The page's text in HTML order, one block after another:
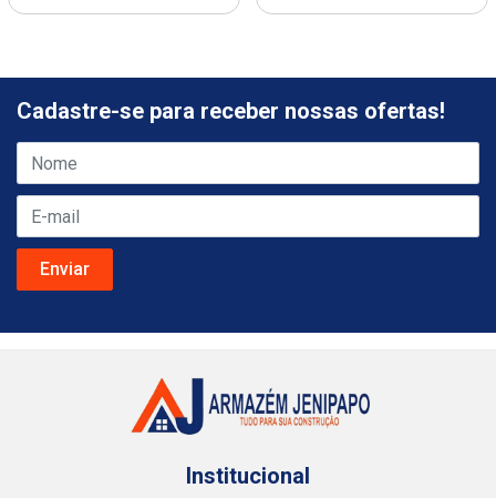
Cadastre-se para receber nossas ofertas!
Institucional